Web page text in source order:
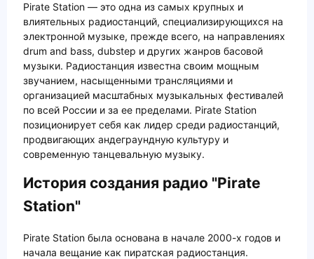
Pirate Station — это одна из самых крупных и
влиятельных радиостанций, специализирующихся на
электронной музыке, прежде всего, на направлениях
drum and bass, dubstep и других жанров басовой
музыки. Радиостанция известна своим мощным
звучанием, насыщенными трансляциями и
организацией масштабных музыкальных фестивалей
по всей России и за ее пределами. Pirate Station
позиционирует себя как лидер среди радиостанций,
продвигающих андеграундную культуру и
современную танцевальную музыку.
История создания радио "Pirate
Station"
Pirate Station была основана в начале 2000-х годов и
начала вещание как пиратская радиостанция.